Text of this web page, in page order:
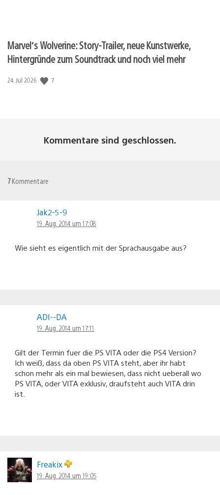
Marvel‘s Wolverine: Story-Trailer, neue Kunstwerke,
Hintergründe zum Soundtrack und noch viel mehr
Veröffentlichungsdatum:
24. Jul 2026 7
Kommentare sind geschlossen.
7Kommentare
Jak2-5-9
19. Aug. 2014 um 17:08
Wie sieht es eigentlich mit der Sprachausgabe aus?
ADI--DA
19. Aug. 2014 um 17:11
Gilt der Termin fuer die PS VITA oder die PS4 Version?
Ich weiß, dass da oben PS VITA steht, aber ihr habt
schon mehr als ein mal bewiesen, dass nicht ueberall wo
PS VITA, oder VITA exklusiv, draufsteht auch VITA drin
ist.
Freakix
19. Aug. 2014 um 19:05